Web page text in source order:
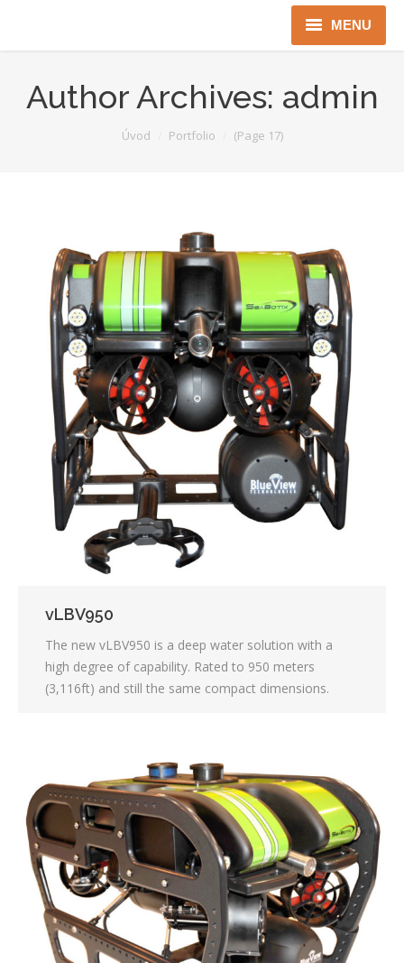
MENU
Jen pro Gov
Jazyková verze
Author Archives: admin
Úvod Portfolio (Page 17)
vLBV950
The new vLBV950 is a deep water solution with a
high degree of capability. Rated to 950 meters
(3,116ft) and still the same compact dimensions.